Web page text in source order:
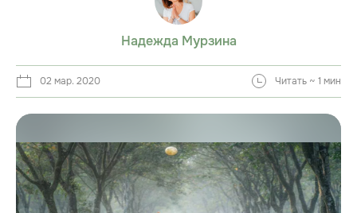
Надежда Мурзина
02 мар. 2020 Читать ~ 1 мин